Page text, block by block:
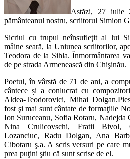
Astăzi, 27 iulie
pământeanul nostru, scriitorul Simion
Sicriul cu trupul neînsufleţit al lui
mâine seară, la Uniunea scriitorilor,
Teodora de la Sihla. Înmormântarea
de pe strada Armenească din Chişinău.
Poetul, în vârstă de 71 de ani, a
cântece și a conlucrat cu
Aldea-Teodorovici, Mihai
fost şi mai sunt cântate de formaţiile
Ion Suruceanu, Sofia Rotaru, Nadejda
Nina Crulicovschi, Fratii Bivol,
Lozanciuc, Radu Dolgan, Ana
Cibotaru ş.a. A scris versuri pe care
prea puţini ştiu că sunt scrise de el.